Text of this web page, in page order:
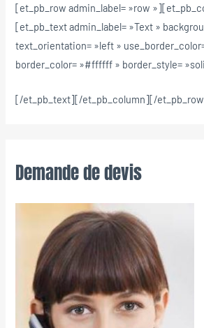
[et_pb_row admin_label= »row
[et_pb_text admin_label= »Text »
text_orientation= »left »
border_color= »#ffffff » border_style=
[/et_pb_text][/et_pb_column][/
Demande de devis